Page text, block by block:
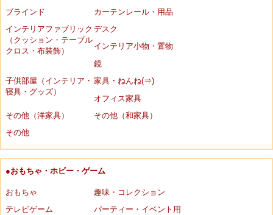
ブラインド
カーテンレール・用品
インテリアファブリック
（クッション・テーブル
クロス・布装飾）
デスク
インテリア小物・置物
鏡
子供部屋（インテリア・
寝具・グッズ）
家具・ねんね(⇒)
オフィス家具
その他（洋家具）
その他（和家具）
その他
●おもちゃ・ホビー・ゲーム
おもちゃ
趣味・コレクション
テレビゲーム
パーティー・イベント用